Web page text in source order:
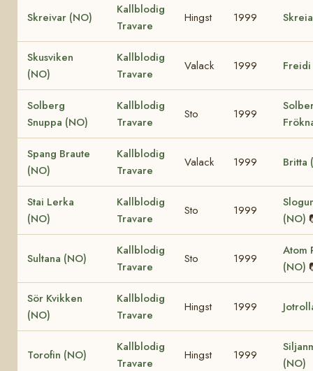
Skreivar (NO)
Kallblodig
Travare
Hingst 1999
Skusviken
(NO)
Kallblodig
Travare
Valack 1999
Solberg
Snuppa (NO)
Kallblodig
Travare
Sto 1999
Spang Braute
(NO)
Kallblodig
Travare
Valack 1999 Britta
Stai Lerka
(NO)
Kallblodig
Travare
Sto 1999
(NO)
Sultana (NO)
Kallblodig
Travare
Sto 1999
Atom
(NO)
Sör Kvikken
(NO)
Kallblodig
Travare
Hingst 1999
Torofin (NO)
Kallblodig
Travare
Hingst 1999
(NO)